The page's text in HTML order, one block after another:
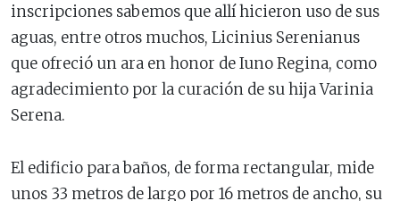
inscripciones sabemos que allí hicieron uso de sus
aguas, entre otros muchos, Licinius Serenianus
que ofreció un ara en honor de Iuno Regina, como
agradecimiento por la curación de su hija Varinia
Serena.
El edificio para baños, de forma rectangular, mide
unos 33 metros de largo por 16 metros de ancho, su